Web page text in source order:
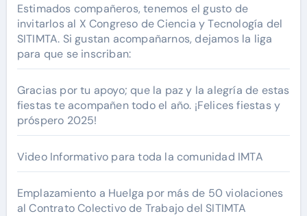
Estimados compañeros, tenemos el gusto de
invitarlos al X Congreso de Ciencia y Tecnología del
SITIMTA. Si gustan acompañarnos, dejamos la liga
para que se inscriban:
Gracias por tu apoyo; que la paz y la alegría de estas
fiestas te acompañen todo el año. ¡Felices fiestas y
próspero 2025!
Video Informativo para toda la comunidad IMTA
Emplazamiento a Huelga por más de 50 violaciones
al Contrato Colectivo de Trabajo del SITIMTA